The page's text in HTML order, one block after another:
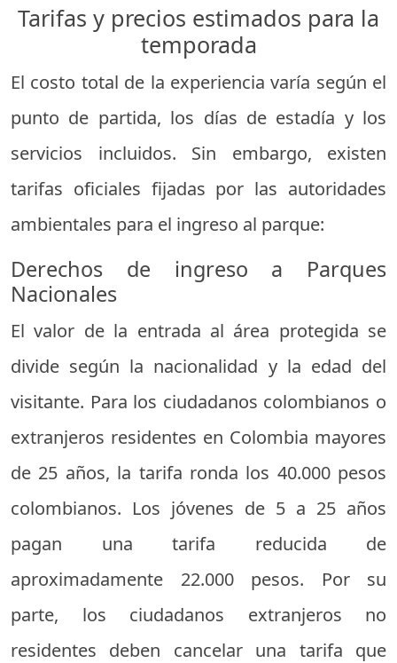
Tarifas y precios estimados para la
temporada
El costo total de la experiencia varía según el
punto de partida, los días de estadía y los
servicios incluidos. Sin embargo, existen
tarifas oficiales fijadas por las autoridades
ambientales para el ingreso al parque:
Derechos de ingreso a Parques
Nacionales
El valor de la entrada al área protegida se
divide según la nacionalidad y la edad del
visitante. Para los ciudadanos colombianos o
extranjeros residentes en Colombia mayores
de 25 años, la tarifa ronda los 40.000 pesos
colombianos. Los jóvenes de 5 a 25 años
pagan una tarifa reducida de
aproximadamente 22.000 pesos. Por su
parte, los ciudadanos extranjeros no
residentes deben cancelar una tarifa que